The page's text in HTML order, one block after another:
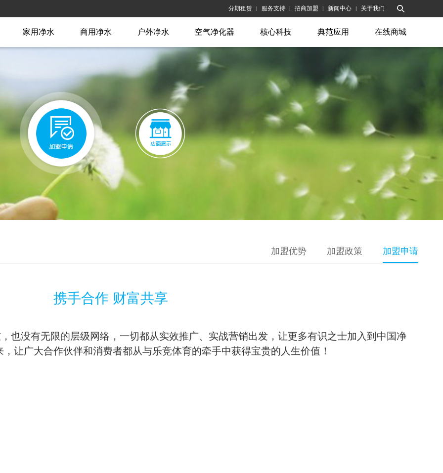
分期租赁 | 服务支持 | 招商加盟 | 新闻中心 | 关于我们
家用净水 商用净水 户外净水 空气净化器 核心科技 典范应用 在线商城
加盟优势 加盟政策 加盟申请
携手合作 财富共享
也没有无限的层级网络，一切都从实效推广、实战营销出发，让更多有识之士加入到中国净
让广大合作伙伴和消费者都从与乐竞体育的牵手中获得宝贵的人生价值！